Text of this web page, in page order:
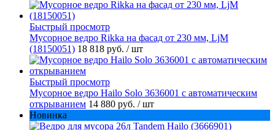
Быстрый просмотр
Мусорное ведро Rikka на фасад от 230 мм, LjM
(18150051) 18 818 руб. / шт
Быстрый просмотр
Мусорное ведро Hailo Solo 3636001 с автоматическим
открыванием 14 880 руб. / шт
Новинка